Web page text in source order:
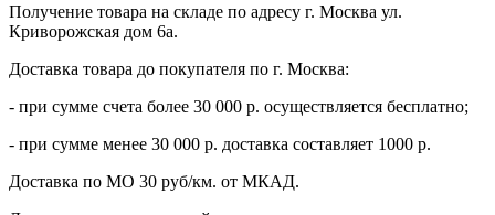
Получение товара на складе по адресу г. Москва ул.
Криворожская дом 6а.
Доставка товара до покупателя по г. Москва:
- при сумме счета более 30 000 р. осуществляется бесплатно;
- при сумме менее 30 000 р. доставка составляет 1000 р.
Доставка по МО 30 руб/км. от МКАД.